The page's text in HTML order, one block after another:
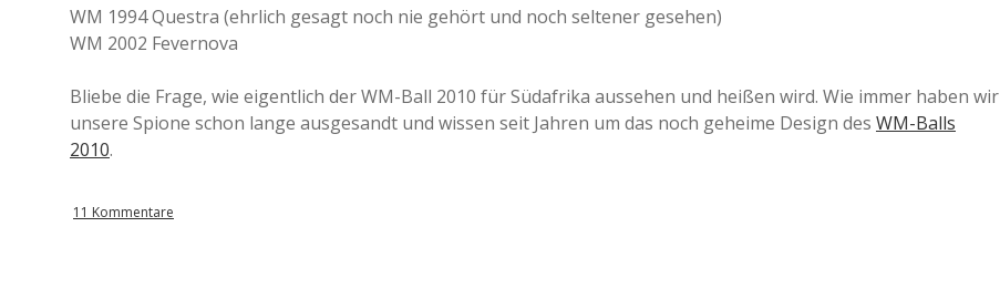
WM 1994 Questra (ehrlich gesagt noch nie gehört und noch seltener gesehen)
WM 2002 Fevernova
Bliebe die Frage, wie eigentlich der WM-Ball 2010 für Südafrika aussehen und heißen wird. Wie immer haben wir
unsere Spione schon lange ausgesandt und wissen seit Jahren um das noch geheime Design des WM-Balls
2010.
11 Kommentare